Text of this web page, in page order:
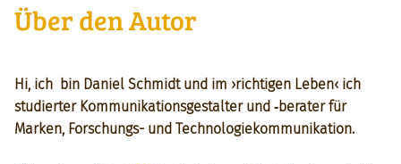
Über den Autor
Hi, ich bin Daniel Schmidt und im ›richti­gen Leben‹ ich
studiert­er Kom­mu­nika­tion­s­gestal­ter und ‑berater für
Marken, Forschungs- und Tech­nolo­giekom­mu­nika­tion.